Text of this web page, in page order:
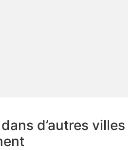
d’autres villes